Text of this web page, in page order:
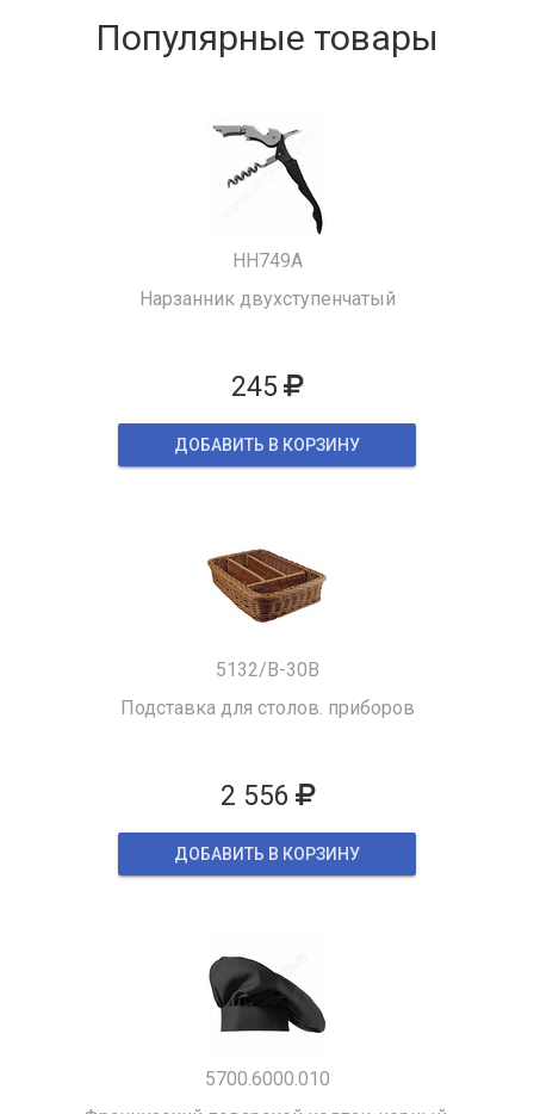
Популярные товары
HH749A
Нарзанник двухступенчатый
245
ДОБАВИТЬ В КОРЗИНУ
5132/B-30B
Подставка для столов. приборов
2 556
ДОБАВИТЬ В КОРЗИНУ
5700.6000.010